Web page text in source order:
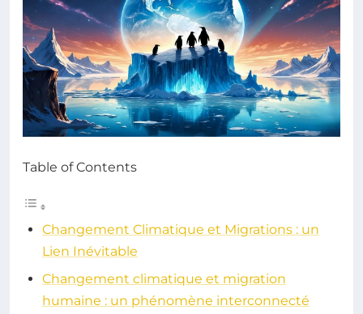
Table of Contents
Changement Climatique et Migrations : un
Lien Inévitable
Changement climatique et migration
humaine : un phénomène interconnecté